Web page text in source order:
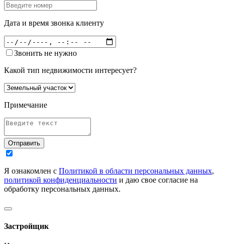
Дата и время звонка клиенту
Звонить не нужно
Какой тип недвижимости интересует?
Примечание
Отправить
Я ознакомлен с Политикой в области персональных данных,
политикой конфиденциальности и даю свое согласие на
обработку персональных данных.
Застройщик